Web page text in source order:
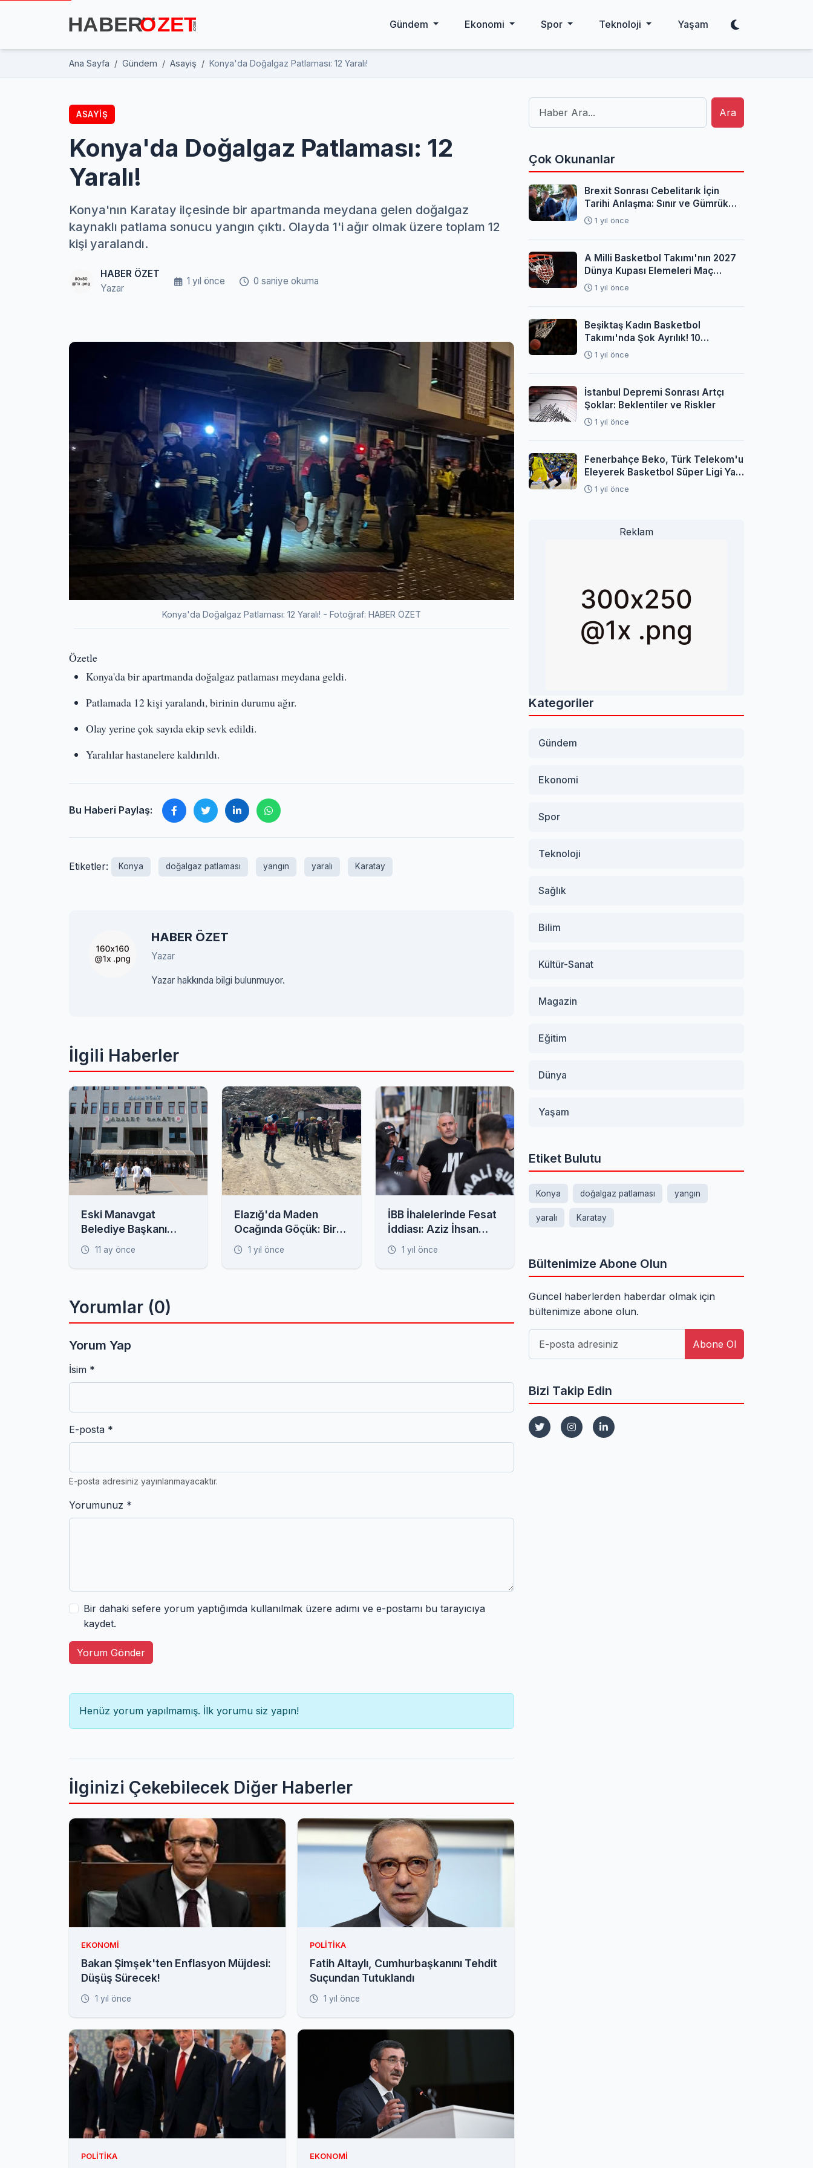
Gündem Ekonomi Spor Teknoloji Yaşam
Ana Sayfa Gündem Asayiş Konya'da Doğalgaz Patlaması: 12 Yaralı!
ASAYIŞ
Konya'da Doğalgaz Patlaması: 12
Yaralı!
Konya'nın Karatay ilçesinde bir apartmanda meydana gelen doğalgaz
kaynaklı patlama sonucu yangın çıktı. Olayda 1'i ağır olmak üzere toplam 12
kişi yaralandı.
HABER ÖZET
Yazar
1 yıl önce 0 saniye okuma
Konya'da Doğalgaz Patlaması: 12 Yaralı! - Fotoğraf: HABER ÖZET
Özetle
Konya'da bir apartmanda doğalgaz patlaması meydana geldi.
Patlamada 12 kişi yaralandı, birinin durumu ağır.
Olay yerine çok sayıda ekip sevk edildi.
Yaralılar hastanelere kaldırıldı.
Bu Haberi Paylaş:
Etiketler: Konya doğalgaz patlaması yangın yaralı Karatay
HABER ÖZET
Yazar
Yazar hakkında bilgi bulunmuyor.
İlgili Haberler
Eski Manavgat
Belediye Başkanı
Sözen Rüşvet
Soruşturması
Kapsamında Adliyeye
11 ay önce
Elazığ'da Maden
Ocağında Göçük: Bir
İşçi Mahsur Kaldı
1 yıl önce
İBB İhalelerinde Fesat
İddiası: Aziz İhsan
Aktaş Örgütü Zanlıları
Adliyede
1 yıl önce
Yorumlar (0)
Yorum Yap
İsim *
E-posta *
E-posta adresiniz yayınlanmayacaktır.
Yorumunuz *
Bir dahaki sefere yorum yaptığımda kullanılmak üzere adımı ve e-postamı bu tarayıcıya
kaydet.
Yorum Gönder
Henüz yorum yapılmamış. İlk yorumu siz yapın!
İlginizi Çekebilecek Diğer Haberler
EKONOMI
Bakan Şimşek'ten Enflasyon Müjdesi:
Düşüş Sürecek!
1 yıl önce
POLITIKA
Fatih Altaylı, Cumhurbaşkanını Tehdit
Suçundan Tutuklandı
1 yıl önce
POLITIKA EKONOMI
Ara
Çok Okunanlar
Brexit Sonrası Cebelitarık İçin
Tarihi Anlaşma: Sınır ve Gümrük
Sorunları Çözüldü
1 yıl önce
A Milli Basketbol Takımı'nın 2027
Dünya Kupası Elemeleri Maç
Programı Açıklandı
1 yıl önce
Beşiktaş Kadın Basketbol
Takımı'nda Şok Ayrılık! 10
Oyuncuyla Yollar Ayrıldı
1 yıl önce
İstanbul Depremi Sonrası Artçı
Şoklar: Beklentiler ve Riskler
1 yıl önce
Fenerbahçe Beko, Türk Telekom'u
Eleyerek Basketbol Süper Ligi Yarı
Finaline Yükseldi
1 yıl önce
Reklam
Kategoriler
Gündem
Ekonomi
Spor
Teknoloji
Sağlık
Bilim
Kültür-Sanat
Magazin
Eğitim
Dünya
Yaşam
Etiket Bulutu
Konya doğalgaz patlaması yangın
yaralı Karatay
Bültenimize Abone Olun
Güncel haberlerden haberdar olmak için
bültenimize abone olun.
Abone Ol
Bizi Takip Edin